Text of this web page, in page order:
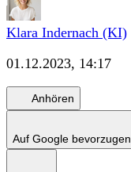
Klara Indernach (KI)
01.12.2023, 14:17
Anhören
Auf Google bevorzugen